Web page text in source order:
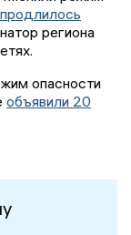
продлилось
региона
опасности
объявили 20